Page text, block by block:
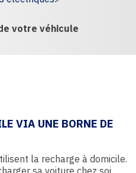
votre véhicule
VIA UNE BORNE DE
la recharge à domicile.
sa voiture chez soi